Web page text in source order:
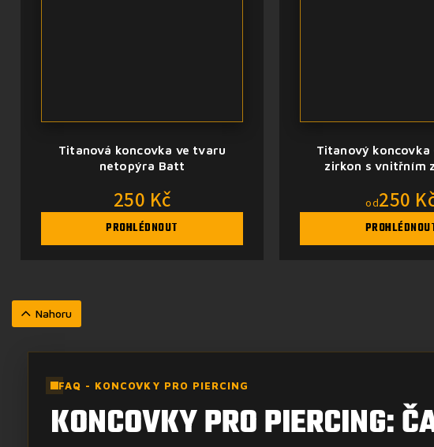
Titanová koncovka ve tvaru
netopýra Batt
250 Kč
PROHLÉDNOUT
Titanový koncovka
zirkon s vnitřním
od250
Nahoru
FAQ - KONCOVKY PRO PIERCING
KONCOVKY PRO PIERCING: